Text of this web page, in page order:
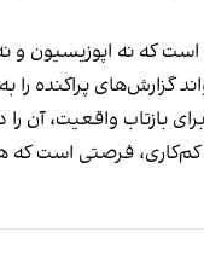
است که نه
پراکنده را
بازتاب واقعیت،
فرصتی‌ است که